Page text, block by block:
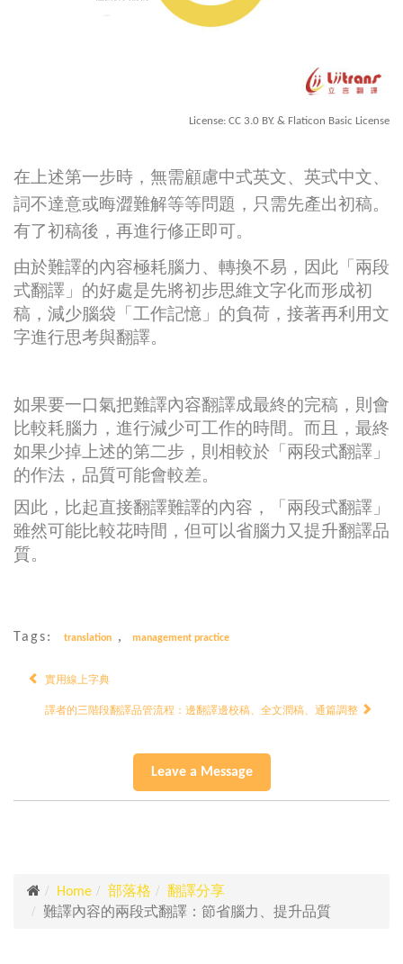
License: CC 3.0 BY. & Flaticon Basic License
在上述第一步時，無需顧慮中式英文、英式中文、
詞不達意或晦澀難解等等問題，只需先產出初稿。
有了初稿後，再進行修正即可。
由於難譯的內容極耗腦力、轉換不易，因此「兩段
式翻譯」的好處是先將初步思維文字化而形成初
稿，減少腦袋「工作記憶」的負荷，接著再利用文
字進行思考與翻譯。
如果要一口氣把難譯內容翻譯成最終的完稿，則會
比較耗腦力，進行減少可工作的時間。而且，最終
如果少掉上述的第二步，則相較於「兩段式翻譯」
的作法，品質可能會較差。
因此，比起直接翻譯難譯的內容，「兩段式翻譯」
雖然可能比較花時間，但可以省腦力又提升翻譯品
質。
Tags: translation , management practice
實用線上字典
譯者的三階段翻譯品管流程：邊翻譯邊校稿、全文潤稿、通篇調整
Leave a Message
Home 部落格 翻譯分享
難譯內容的兩段式翻譯：節省腦力、提升品質